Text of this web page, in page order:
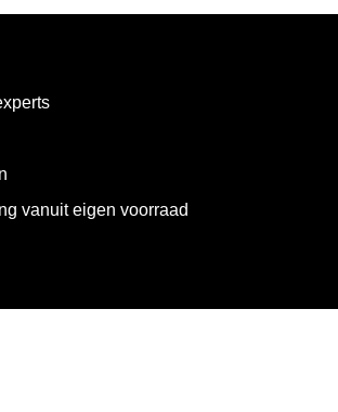
vanuit eigen voorraad